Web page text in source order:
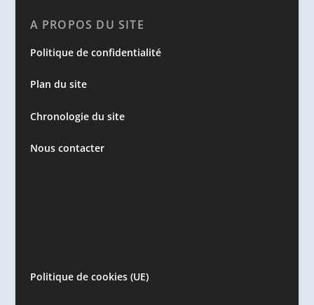
A PROPOS DU SITE
Politique de confidentialité
Plan du site
Chronologie du site
Nous contacter
Politique de cookies (UE)